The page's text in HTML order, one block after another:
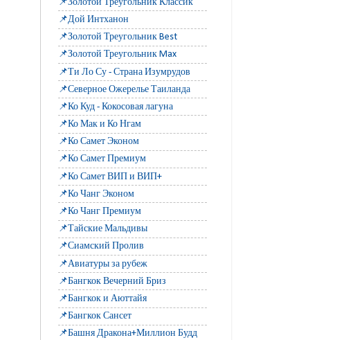
📌Золотой Треугольник Классик
📌Дой Интханон
📌Золотой Треугольник Best
📌Золотой Треугольник Max
📌Ти Ло Су - Страна Изумрудов
📌Северное Ожерелье Таиланда
📌Ко Куд - Кокосовая лагуна
📌Ко Мак и Ко Нгам
📌Ко Самет Эконом
📌Ко Самет Премиум
📌Ко Самет ВИП и ВИП+
📌Ко Чанг Эконом
📌Ко Чанг Премиум
📌Тайские Мальдивы
📌Сиамский Пролив
📌Авиатуры за рубеж
📌Бангкок Вечерний Бриз
📌Бангкок и Аюттайя
📌Бангкок Сансет
📌Башня Дракона+Миллион Будд